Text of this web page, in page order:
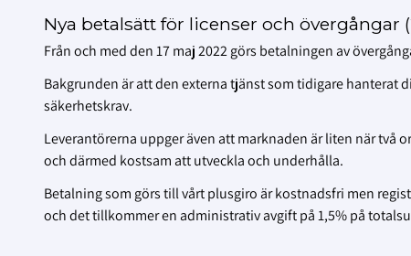
Nya betalsätt för licenser och övergångar
Från och med den 17 maj 2022 görs betalningen av
Bakgrunden är att den externa tjänst som tidigare
säkerhetskrav.
Leverantörerna uppger även att marknaden är liten när
och därmed kostsam att utveckla och underhålla.
Betalning som görs till vårt plusgiro är kostnadsfri men
och det tillkommer en administrativ avgift på 1,5% på